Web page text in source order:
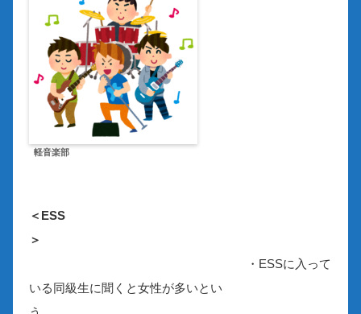
軽音楽部
＜ESS
＞
・ESSに入って
いる同級生に聞くと女性が多いとい